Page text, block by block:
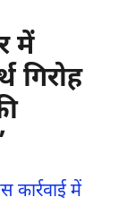
में
गिरोह
कार्रवाई में